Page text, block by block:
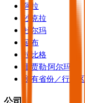
阿拉
沙克拉
杜尔玛
延布
拉比格
里贾勒·阿尔玛
所有省份／行政区